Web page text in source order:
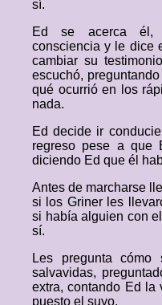
sí.
Ed se acerca él,
consciencia y le dice
cambiar su
escuchó,
qué ocurrió en los
nada.
Ed decide ir
regreso pese a que
diciendo Ed que él
Antes de marcharse
si los Griner les
si había alguien con
sí.
Les pregunta
salvavidas,
extra, contando Ed la
puesto el suyo.